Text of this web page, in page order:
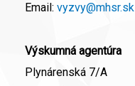
Email: vyzvy@mhsr.sk
Výskumná agentúra
Plynárenská 7/A